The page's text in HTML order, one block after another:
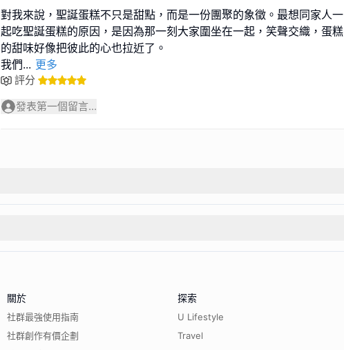
對我來說，聖誕蛋糕不只是甜點，而是一份團聚的象徵。最想同家人一
起吃聖誕蛋糕的原因，是因為那一刻大家圍坐在一起，笑聲交織，蛋糕
的甜味好像把彼此的心也拉近了。
我們... 更多
評分
發表第一個留言...
關於
社群最強使用指南
社群創作有價企劃
探索
U Lifestyle
Travel